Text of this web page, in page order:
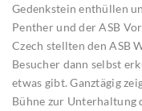
Gedenkstein enthüllen
Penther und der ASB
Czech stellten den ASB
Besucher dann selbst
etwas gibt. Ganztägig
Bühne zur Unterhaltung